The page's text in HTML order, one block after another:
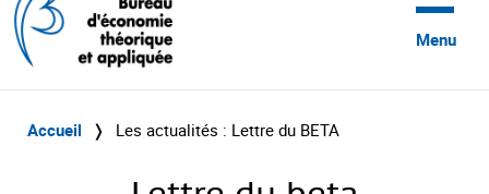
Menu
Accueil ❭ Les actualités : Lettre du BETA